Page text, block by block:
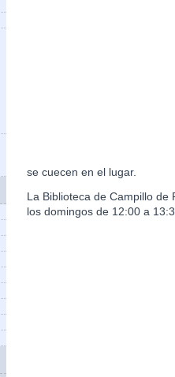
se cuecen en el lugar.
La Biblioteca de Campillo
los domingos de 12:00 a